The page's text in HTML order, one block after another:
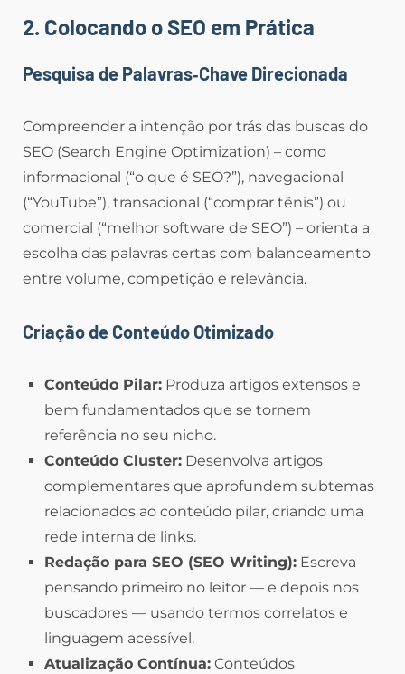
2. Colocando o SEO em Prática
Pesquisa de Palavras‑Chave Direcionada
Compreender a intenção por trás das buscas do
SEO (Search Engine Optimization) – como
informacional (“o que é SEO?”), navegacional
(“YouTube”), transacional (“comprar tênis”) ou
comercial (“melhor software de SEO”) – orienta a
escolha das palavras certas com balanceamento
entre volume, competição e relevância.
Criação de Conteúdo Otimizado
Conteúdo Pilar: Produza artigos extensos e
bem fundamentados que se tornem
referência no seu nicho.
Conteúdo Cluster: Desenvolva artigos
complementares que aprofundem subtemas
relacionados ao conteúdo pilar, criando uma
rede interna de links.
Redação para SEO (SEO Writing): Escreva
pensando primeiro no leitor — e depois nos
buscadores — usando termos correlatos e
linguagem acessível.
Atualização Contínua: Conteúdos